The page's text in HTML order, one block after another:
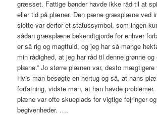
græsset. Fattige bønder havde ikke råd til at
eller tid på plæner. Den pæne græsplæne ved
slotte var derfor et statussymbol, som ingen
sådan græsplæne bekendtgjorde for enhver
er så rig og magtfuld, og jeg har så mange
min rådighed, at jeg har råd til denne grønne
plæne.” Jo større plænen var, desto mægtigere
Hvis man besøgte en hertug og så, at hans
forfatning, vidste man, at han havde
plæne var ofte skueplads for vigtige fejringer
begivenheder. ….